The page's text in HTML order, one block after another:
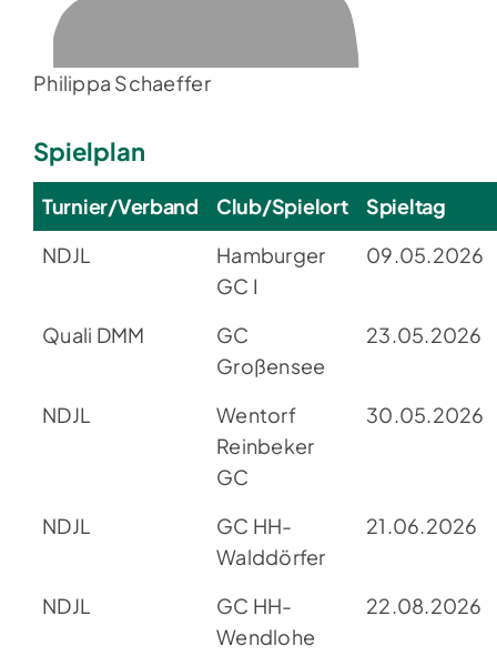
Philippa Schaeffer
Spielplan
Turnier/Verband Club/Spielort
Spieltag
NDJL
Hamburger
GC I
09.05.2026
Quali DMM
GC
Großensee
23.05.2026
NDJL
Wentorf
Reinbeker
GC
30.05.2026
NDJL
GC HH-
Walddörfer
21.06.2026
NDJL
GC HH-
Wendlohe
22.08.2026